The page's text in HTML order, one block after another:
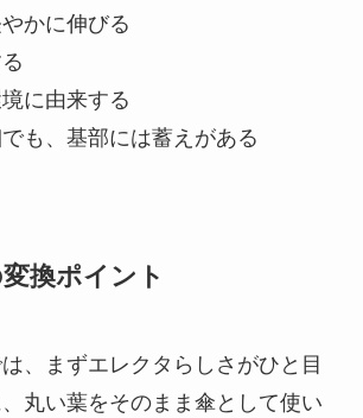
かに伸びる
に由来する
も、基部には蓄えがある
換ポイント
、まずエレクタらしさがひと目
丸い葉をそのまま傘として使い